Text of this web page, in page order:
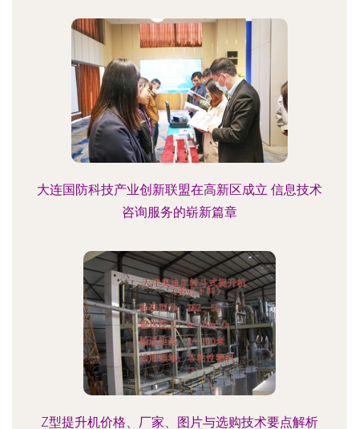
大连国防科技产业创新联盟在高新区成立 信息技术
咨询服务的崭新篇章
Z型提升机价格、厂家、图片与选购技术要点解析